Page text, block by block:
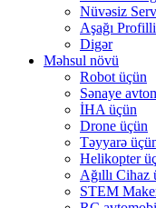
Nüvəsiz
Aşağı
Digər
Məhsul növü
Robot üçün
Sənaye
İHA üçün
Drone üçün
Təyyarə
Helikopter
Ağıllı Cihaz
STEM